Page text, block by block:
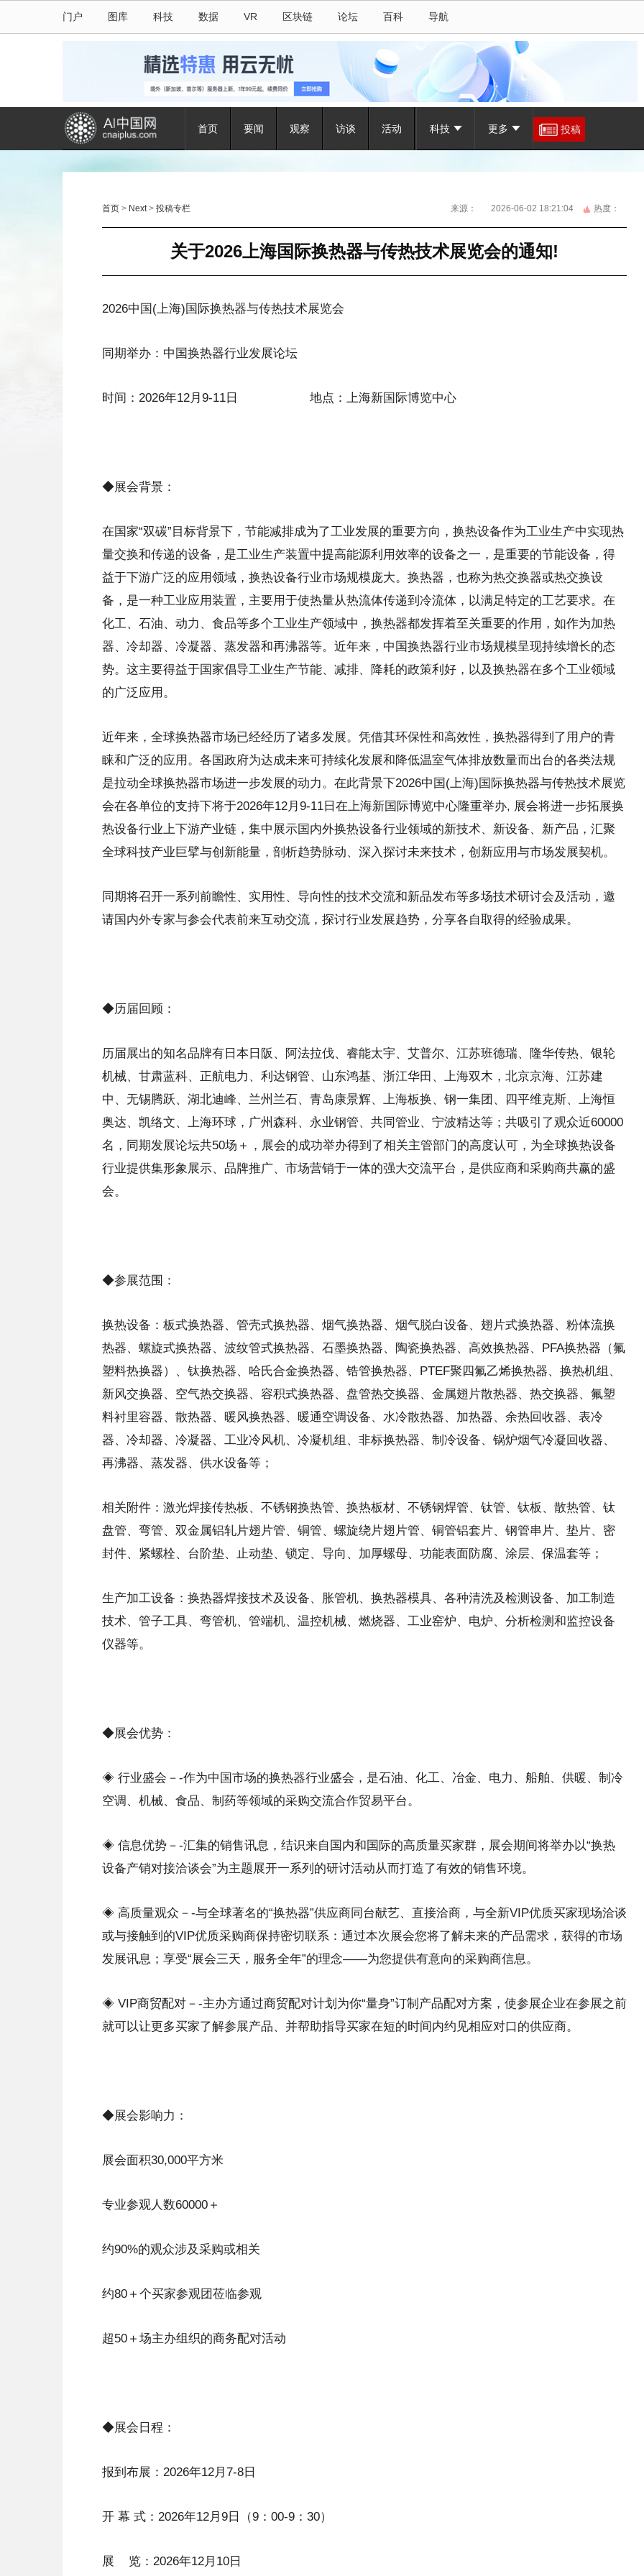
门户 图库 科技 数据 VR 区块链 论坛 百科 导航
首页 要闻 观察 访谈 活动 科技 更多 投稿
首页 > Next> 投稿专栏 来源： 2026-06-02 18:21:04 热度：
关于2026上海国际换热器与传热技术展览会的通知!
2026中国(上海)国际换热器与传热技术展览会
同期举办：中国换热器行业发展论坛
时间：2026年12月9-11日 地点：上海新国际博览中心
◆展会背景：
在国家“双碳”目标背景下，节能减排成为了工业发展的重要方向，换热设备作为工业生产中实现热
量交换和传递的设备，是工业生产装置中提高能源利用效率的设备之一，是重要的节能设备，得
益于下游广泛的应用领域，换热设备行业市场规模庞大。换热器，也称为热交换器或热交换设
备，是一种工业应用装置，主要用于使热量从热流体传递到冷流体，以满足特定的工艺要求。在
化工、石油、动力、食品等多个工业生产领域中，换热器都发挥着至关重要的作用，如作为加热
器、冷却器、冷凝器、蒸发器和再沸器等。近年来，中国换热器行业市场规模呈现持续增长的态
势。这主要得益于国家倡导工业生产节能、减排、降耗的政策利好，以及换热器在多个工业领域
的广泛应用。
近年来，全球换热器市场已经经历了诸多发展。凭借其环保性和高效性，换热器得到了用户的青
睐和广泛的应用。各国政府为达成未来可持续化发展和降低温室气体排放数量而出台的各类法规
是拉动全球换热器市场进一步发展的动力。在此背景下2026中国(上海)国际换热器与传热技术展览
会在各单位的支持下将于2026年12月9-11日在上海新国际博览中心隆重举办, 展会将进一步拓展换
热设备行业上下游产业链，集中展示国内外换热设备行业领域的新技术、新设备、新产品，汇聚
全球科技产业巨擘与创新能量，剖析趋势脉动、深入探讨未来技术，创新应用与市场发展契机。
同期将召开一系列前瞻性、实用性、导向性的技术交流和新品发布等多场技术研讨会及活动，邀
请国内外专家与参会代表前来互动交流，探讨行业发展趋势，分享各自取得的经验成果。
◆历届回顾：
历届展出的知名品牌有日本日阪、阿法拉伐、睿能太宇、艾普尔、江苏班德瑞、隆华传热、银轮
机械、甘肃蓝科、正航电力、利达钢管、山东鸿基、浙江华田、上海双木，北京京海、江苏建
中、无锡腾跃、湖北迪峰、兰州兰石、青岛康景辉、上海板换、钢一集团、四平维克斯、上海恒
奥达、凯络文、上海环球，广州森科、永业钢管、共同管业、宁波精达等；共吸引了观众近60000
名，同期发展论坛共50场＋，展会的成功举办得到了相关主管部门的高度认可，为全球换热设备
行业提供集形象展示、品牌推广、市场营销于一体的强大交流平台，是供应商和采购商共赢的盛
会。
◆参展范围：
换热设备：板式换热器、管壳式换热器、烟气换热器、烟气脱白设备、翅片式换热器、粉体流换
热器、螺旋式换热器、波纹管式换热器、石墨换热器、陶瓷换热器、高效换热器、PFA换热器（氟
塑料热换器）、钛换热器、哈氏合金换热器、锆管换热器、PTEF聚四氟乙烯换热器、换热机组、
新风交换器、空气热交换器、容积式换热器、盘管热交换器、金属翅片散热器、热交换器、氟塑
料衬里容器、散热器、暖风换热器、暖通空调设备、水冷散热器、加热器、余热回收器、表冷
器、冷却器、冷凝器、工业冷风机、冷凝机组、非标换热器、制冷设备、锅炉烟气冷凝回收器、
再沸器、蒸发器、供水设备等；
相关附件：激光焊接传热板、不锈钢换热管、换热板材、不锈钢焊管、钛管、钛板、散热管、钛
盘管、弯管、双金属铝轧片翅片管、铜管、螺旋绕片翅片管、铜管铝套片、钢管串片、垫片、密
封件、紧螺栓、台阶垫、止动垫、锁定、导向、加厚螺母、功能表面防腐、涂层、保温套等；
生产加工设备：换热器焊接技术及设备、胀管机、换热器模具、各种清洗及检测设备、加工制造
技术、管子工具、弯管机、管端机、温控机械、燃烧器、工业窑炉、电炉、分析检测和监控设备
仪器等。
◆展会优势：
◈ 行业盛会－-作为中国市场的换热器行业盛会，是石油、化工、冶金、电力、船舶、供暖、制冷
空调、机械、食品、制药等领域的采购交流合作贸易平台。
◈ 信息优势－-汇集的销售讯息，结识来自国内和国际的高质量买家群，展会期间将举办以“换热
设备产销对接洽谈会”为主题展开一系列的研讨活动从而打造了有效的销售环境。
◈ 高质量观众－-与全球著名的“换热器”供应商同台献艺、直接洽商，与全新VIP优质买家现场洽谈
或与接触到的VIP优质采购商保持密切联系：通过本次展会您将了解未来的产品需求，获得的市场
发展讯息；享受“展会三天，服务全年”的理念——为您提供有意向的采购商信息。
◈ VIP商贸配对－-主办方通过商贸配对计划为你“量身”订制产品配对方案，使参展企业在参展之前
就可以让更多买家了解参展产品、并帮助指导买家在短的时间内约见相应对口的供应商。
◆展会影响力：
展会面积30,000平方米
专业参观人数60000＋
约90%的观众涉及采购或相关
约80＋个买家参观团莅临参观
超50＋场主办组织的商务配对活动
◆展会日程：
报到布展：2026年12月7-8日
开 幕 式：2026年12月9日（9：00-9：30）
展 览：2026年12月10日